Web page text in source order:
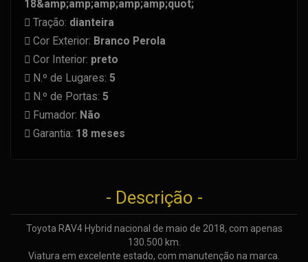
18&amp;amp;amp;amp;amp;quot;
Tração: dianteira
Cor Exterior: Branco Perola
Cor Interior: preto
N.º de Lugares: 5
N.º de Portas: 5
Fumador: Não
Garantia: 18 meses
- Descrição -
Toyota RAV4 Hybrid nacional de maio de 2018, com apenas
130.500 km.
Viatura em excelente estado, com manutenção na marca.